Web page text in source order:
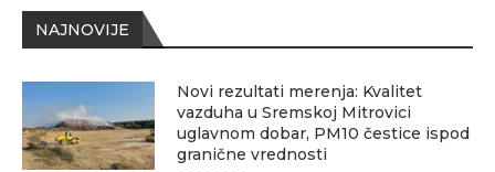
NAJNOVIJE
Novi rezultati merenja: Kvalitet
vazduha u Sremskoj Mitrovici
uglavnom dobar, PM10 čestice ispod
granične vrednosti